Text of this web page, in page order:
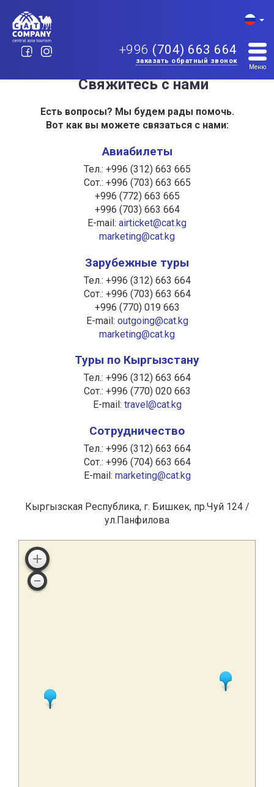
+996 (704) 663 664
заказать обратный звонок
Меню
Свяжитесь с нами
Есть вопросы? Мы будем рады помочь.
Вот как вы можете связаться с нами:
Авиабилеты
Тел.: +996 (312) 663 665
Сот.: +996 (703) 663 665
+996 (772) 663 665
+996 (703) 663 664
E-mail: airticket@cat.kg
marketing@cat.kg
Зарубежные туры
Тел.: +996 (312) 663 664
Сот.: +996 (703) 663 664
+996 (770) 019 663
E-mail: outgoing@cat.kg
marketing@cat.kg
Туры по Кыргызстану
Тел.: +996 (312) 663 664
Сот.: +996 (770) 020 663
E-mail: travel@cat.kg
Сотрудничество
Тел.: +996 (312) 663 664
Сот.: +996 (704) 663 664
E-mail: marketing@cat.kg
Кыргызская Республика, г. Бишкек, пр.Чуй 124 /
ул.Панфилова